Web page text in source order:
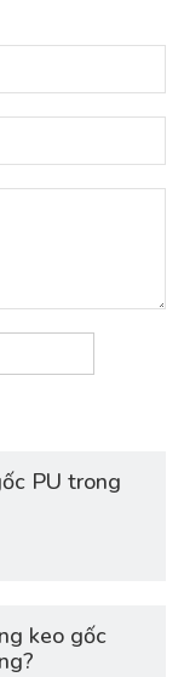
PU trong
keo gốc